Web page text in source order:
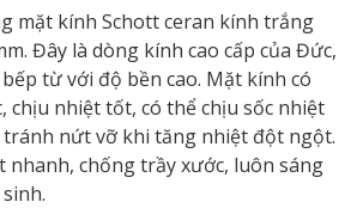
mặt kính Schott ceran kính trắng
Đây là dòng kính cao cấp của Đức,
từ với độ bền cao. Mặt kính có
chịu nhiệt tốt, có thể chịu sốc nhiệt
tránh nứt vỡ khi tăng nhiệt đột ngột.
nhanh, chống trầy xước, luôn sáng